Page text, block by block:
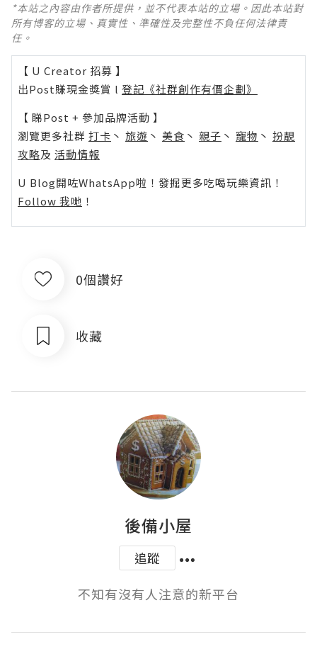
*本站之內容由作者所提供，並不代表本站的立場。因此本站對
所有博客的立場、真實性、準確性及完整性不負任何法律責
任。
【 U Creator 招募 】
出Post賺現金獎賞 l 登記《社群創作有價企劃》
【 睇Post + 參加品牌活動 】
瀏覽更多社群 打卡 丶 旅遊 丶 美食 丶 親子 丶 寵物 丶 扮靚
攻略及 活動情報
U Blog開咗WhatsApp啦！發掘更多吃喝玩樂資訊！
Follow 我哋 ！
0個讚好
收藏
後備小屋
追蹤
不知有沒有人注意的新平台